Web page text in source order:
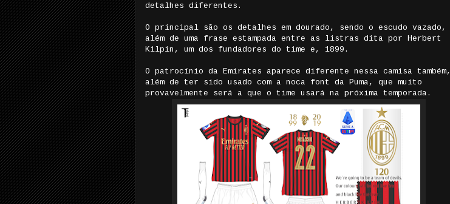
detalhes diferentes.
O principal são os detalhes em dourado, sendo o escudo vazado,
além de uma frase estampada entre as listras dita por Herbert
Kilpin, um dos fundadores do time e, 1899.
O patrocínio da Emirates aparece diferente nessa camisa também,
além de ter sido usado com a noca font da Puma, que muito
provavelmente será a que o time usará na próxima temporada.